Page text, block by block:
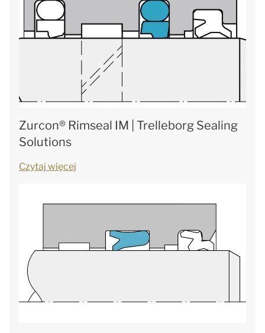
Zurcon® Rimseal IM | Trelleborg Sealing
Solutions
Czytaj więcej